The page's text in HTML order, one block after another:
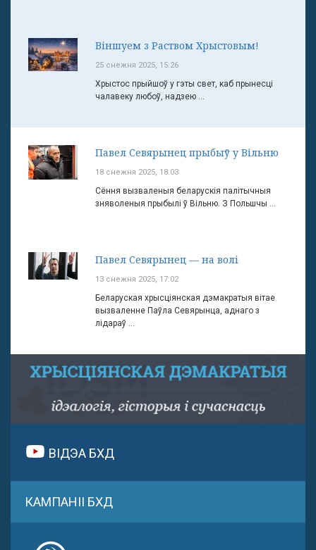
Віншуем з Раством Хрыстовым!
25 снежня 2025, 15:26
Хрыстос прыйшоў у гэты свет, каб прынесці
чалавеку любоў, надзею ...
Павел Севярынец прыбыў у Вільню
18 снежня 2025, 18:03
Сёння вызваленыя беларускія палітычныя
зняволеныя прыбылі ў Вільню. З Польшчы ...
Павел Севярынец — на волі
13 снежня 2025, 17:02
Беларуская хрысціянская дэмакратыя вітае
вызваленне Паўла Севярынца, аднаго з
лідараў ...
ВІДЭА БХД
КАМПАНІІ БХД